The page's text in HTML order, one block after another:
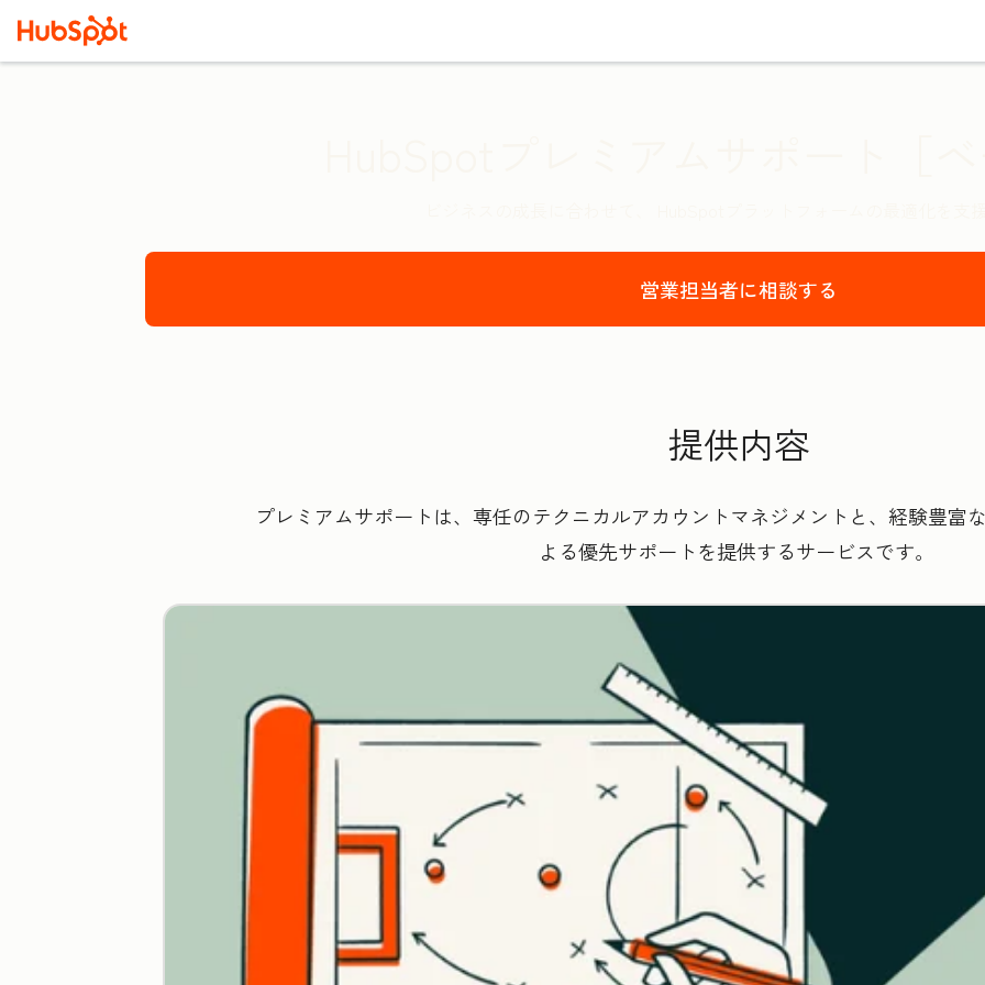
営業担当者に相談する
提供内容
プレミアムサポートは、専任のテクニカルアカウントマネジメントと、経験豊富
よる優先サポートを提供するサービスです。